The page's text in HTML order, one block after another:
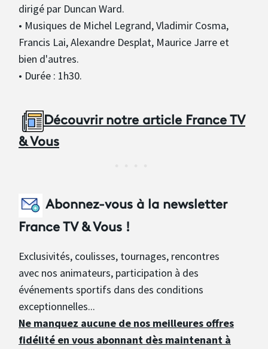
dirigé par Duncan Ward.
• Musiques de Michel Legrand, Vladimir Cosma,
Francis Lai, Alexandre Desplat, Maurice Jarre et
bien d'autres.
• Durée : 1h30.
Découvrir notre article France TV
& Vous
Abonnez-vous à la newsletter
France TV & Vous !
Exclusivités, coulisses, tournages, rencontres
avec nos animateurs, participation à des
événements sportifs dans des conditions
exceptionnelles...
Ne manquez aucune de nos meilleures offres
fidélité en vous abonnant dès maintenant à